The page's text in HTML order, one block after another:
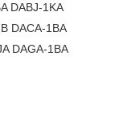
DABJ-1KA
DACA-1BA
DAGA-1BA